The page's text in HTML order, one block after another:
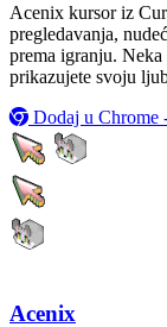
Acenix kursor iz
pregledavanja,
prema igranju.
prikazujete svoju
Dodaj u Chrome
Acenix